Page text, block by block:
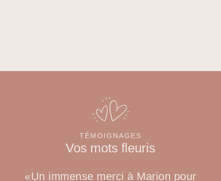
TÉMOIGNAGES
Vos mots fleuris
«Un immense merci à Marion pour